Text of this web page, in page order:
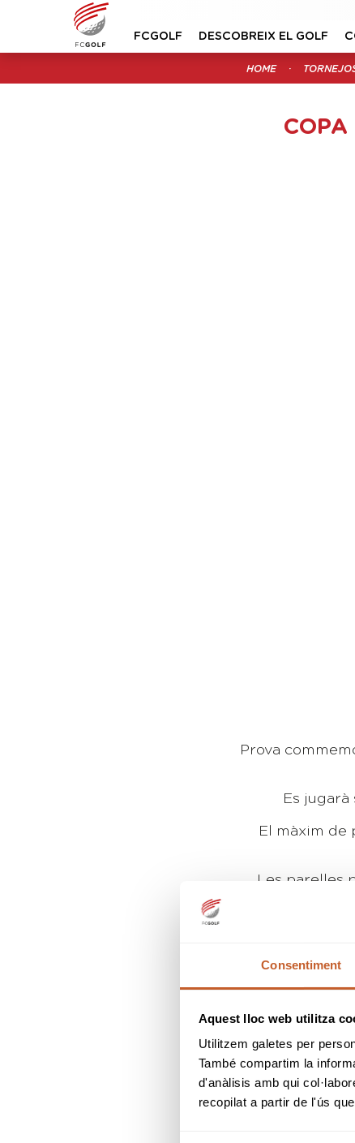
Consentiment
Aquest lloc web utilitza
Utilitzem galetes per
També compartim la
d'anàlisis amb qui
recopilat a partir de l'ús
FCGOLF DESCOBREIX EL GOLF
HOME
Prova
Es
El màxim de
Les parelles
Si aquestes
Un cop
ressò la
categoria